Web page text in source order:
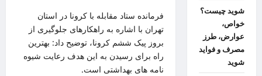
فرمانده ستاد مقابله با کرونا در استان
تهران با اشاره به راهکارهای جلوگیری از
بروز پیک ششم کرونا، توضیح داد: بهترین
راه برای رسیدن به این هدف رعایت شیوه
نامه های بهداشتی است.
شوید چیست؟
خواص،
عوارض، طرز
مصرف و فواید
شوید